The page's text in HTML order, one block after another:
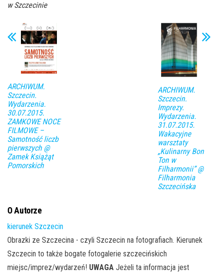
w Szczecinie
ARCHIWUM.
Szczecin.
Wydarzenia.
30.07.2015.
ZAMKOWE NOCE
FILMOWE –
Samotność liczb
pierwszych @
Zamek Książąt
Pomorskich
ARCHIWUM.
Szczecin.
Imprezy.
Wydarzenia.
31.07.2015.
Wakacyjne
warsztaty
„Kulinarny Bon
Ton w
Filharmonii” @
Filharmonia
Szczecińska
O Autorze
kierunek Szczecin
Obrazki ze Szczecina - czyli Szczecin na fotografiach. Kierunek
Szczecin to także bogate fotogalerie szczecińskich
miejsc/imprez/wydarzeń! UWAGA Jeżeli ta informacja jest